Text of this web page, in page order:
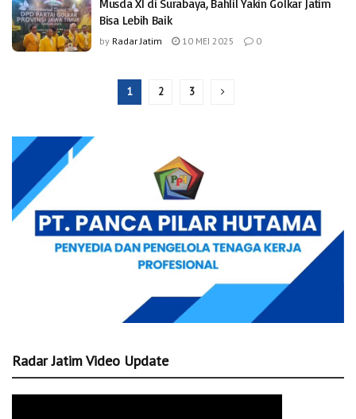
Musda XI di Surabaya, Bahlil Yakin Golkar Jatim
Bisa Lebih Baik
by Radar Jatim 10 MEI 2025 0
1 2 3
Radar Jatim Video Update